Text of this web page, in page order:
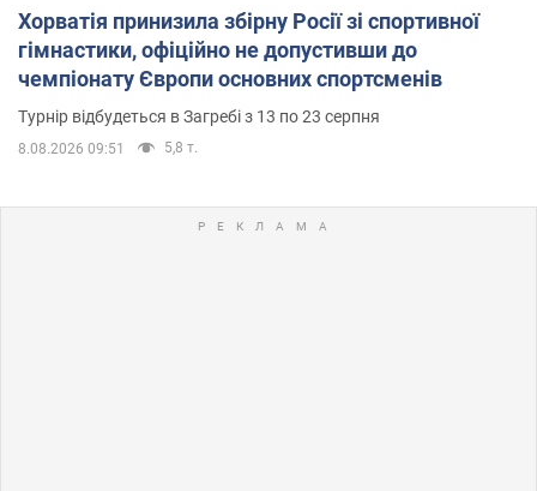
Хорватія принизила збірну Росії зі спортивної
гімнастики, офіційно не допустивши до
чемпіонату Європи основних спортсменів
Турнір відбудеться в Загребі з 13 по 23 серпня
8.08.2026 09:51 5,8 т.